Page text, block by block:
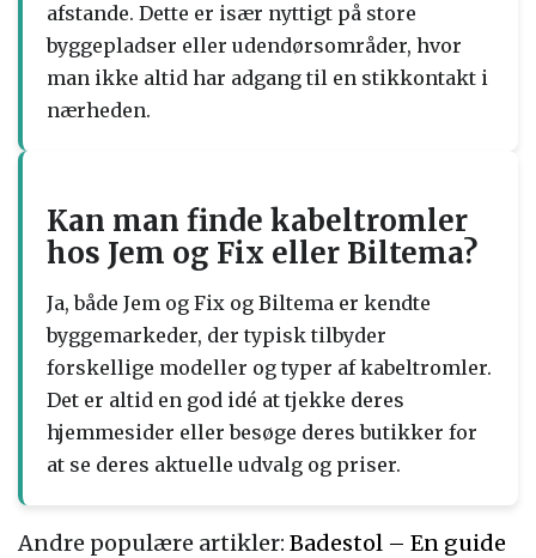
afstande. Dette er især nyttigt på store
byggepladser eller udendørsområder, hvor
man ikke altid har adgang til en stikkontakt i
nærheden.
Kan man finde kabeltromler
hos Jem og Fix eller Biltema?
Ja, både Jem og Fix og Biltema er kendte
byggemarkeder, der typisk tilbyder
forskellige modeller og typer af kabeltromler.
Det er altid en god idé at tjekke deres
hjemmesider eller besøge deres butikker for
at se deres aktuelle udvalg og priser.
Andre populære artikler: Badestol – En guide